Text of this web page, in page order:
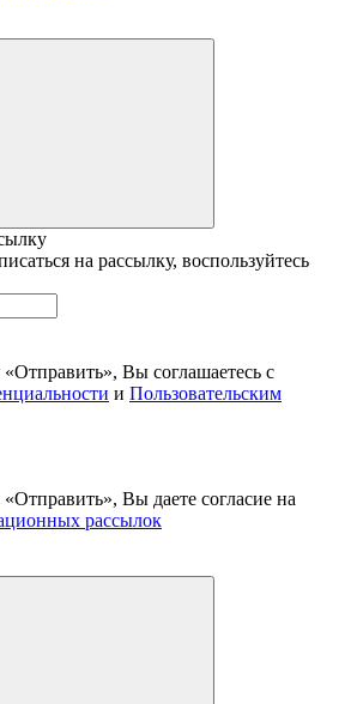
на рассылку, воспользуйтесь
Вы соглашаетесь с
и Пользовательским
Вы даете согласие на
рассылок